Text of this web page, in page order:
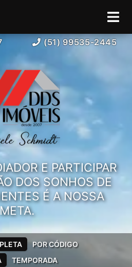
(51) 99535-2445
E PARTICIPAR
DOS SONHOS DE
É A NOSSA
META.
TEMPORADA
POR CÓDIGO